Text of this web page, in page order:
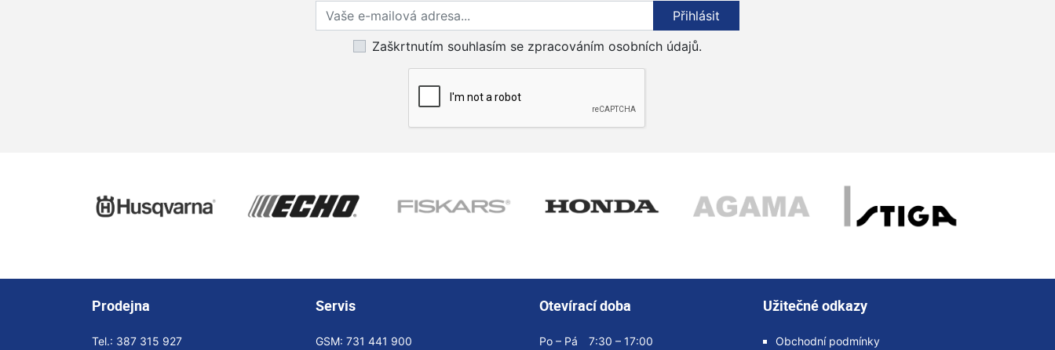
Přihlaste se k odběru novinek
Přihlásit
Zaškrtnutím souhlasím se zpracováním osobních údajů.
Prodejna
Tel.: 387 315 927
Servis
GSM: 731 441 900
Otevírací doba
Po – Pá 7:30 – 17:00
Užitečné odkazy
Obchodní podmínky